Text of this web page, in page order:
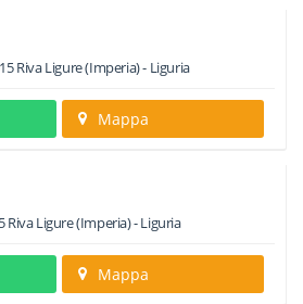
Riva Ligure(Imperia) - Liguria
Mappa
Riva Ligure(Imperia) -Liguria
Mappa